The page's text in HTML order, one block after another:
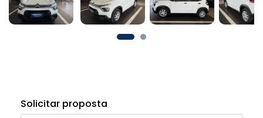
Solicitar proposta